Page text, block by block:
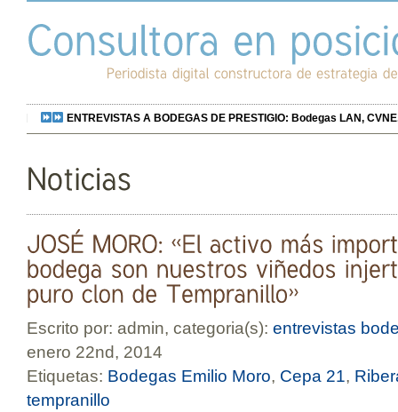
ENTREVISTAS A BODEGAS DE PRESTIGIO: Bodegas LAN,
Escrito por: admin, categoria(s): entrevistas
enero 22nd, 2014
Etiquetas: Bodegas Emilio Moro, Cepa 21,
tempranillo